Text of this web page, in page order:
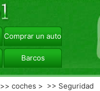
Comprar un automóvil
Barcos
>>coches > >> Seguridad